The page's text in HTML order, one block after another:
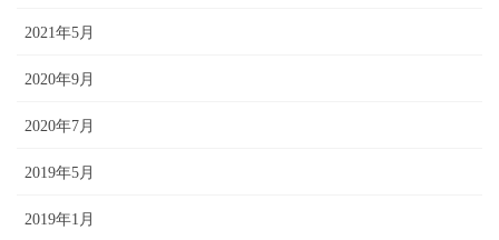
2021年5月
2020年9月
2020年7月
2019年5月
2019年1月